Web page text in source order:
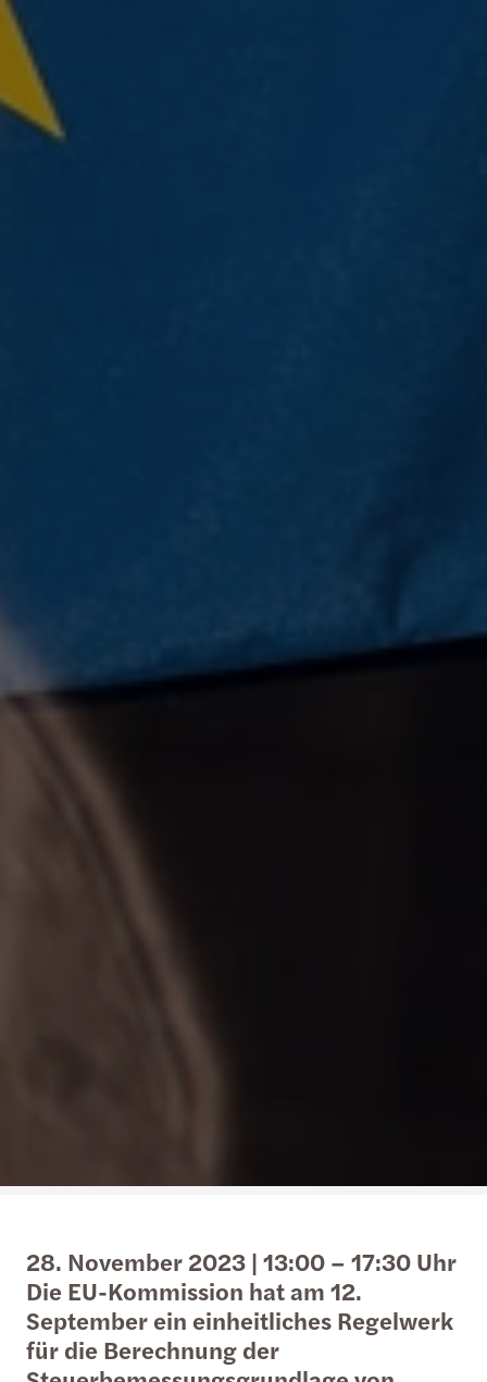
28. November 2023 | 13:00 – 17:30 Uhr
Die EU-Kommission hat am 12.
September ein einheitliches Regelwerk
für die Berechnung der